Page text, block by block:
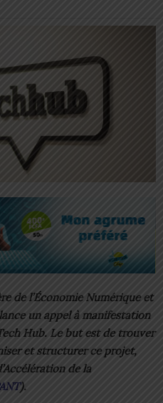
de l’Économie Numérique et
un appel à manifestation
Hub. Le but est de trouver
et structurer ce projet,
de la
).